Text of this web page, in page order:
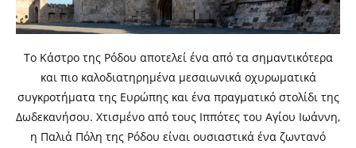
Το Κάστρο της Ρόδου αποτελεί ένα από τα σημαντικότερα
και πιο καλοδιατηρημένα μεσαιωνικά οχυρωματικά
συγκροτήματα της Ευρώπης και ένα πραγματικό στολίδι της
Δωδεκανήσου. Χτισμένο από τους Ιππότες του Αγίου Ιωάννη,
η Παλιά Πόλη της Ρόδου είναι ουσιαστικά ένα ζωντανό